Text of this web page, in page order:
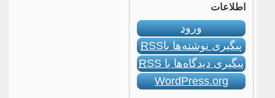
اطلاعات
ورود
پیگیری نوشته‌ها باRSS
پیگیری دیدگاه‌ها باRSS
WordPress.org